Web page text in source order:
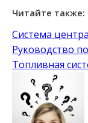
Читайте также:
Система
Руководство
Топливная